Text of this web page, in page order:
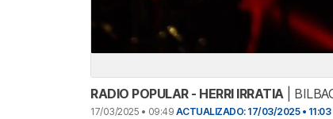
RADIO POPULAR - HERRI IRRATIA|
17/03/2025 • 09:49 ACTUALIZADO: 17/03/2025 • 11:03